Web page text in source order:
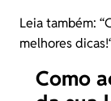
Leia também: “
melhores dicas!
Como